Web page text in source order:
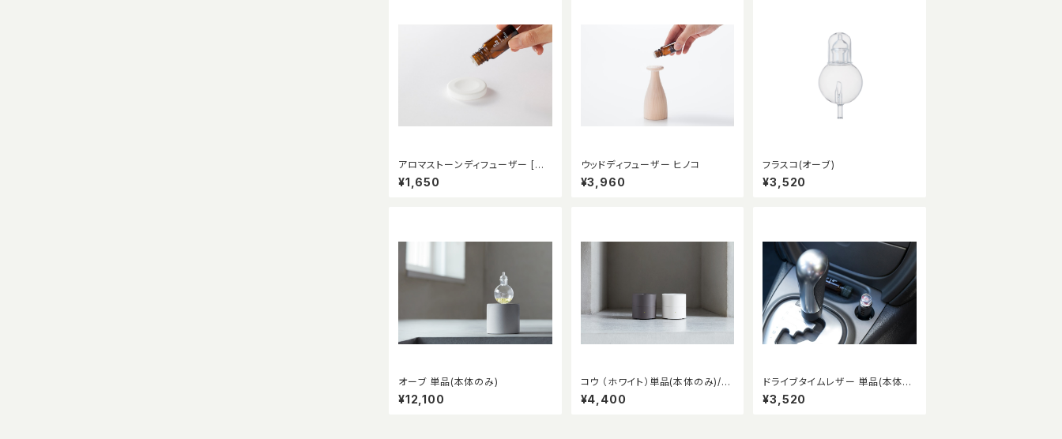
アロマストーンディフューザー [ミ
ニ]
¥1,650
ウッドディフューザー ヒノコ
¥3,960
フラスコ(オーブ)
¥3,520
オーブ 単品(本体のみ)
¥12,100
コウ （ホワイト）単品(本体のみ)/フ
ァンタイプディフューザー５畳用
¥4,400
ドライブタイムレザー 単品(本体の
み)
¥3,520